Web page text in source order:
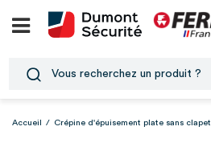
Accueil / Crépine d'épuisement plate sans clapet